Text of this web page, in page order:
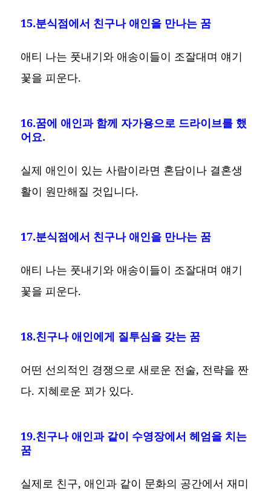
15.분식점에서 친구나 애인을 만나는 꿈
애티 나는 풋내기와 애송이들이 조잘대며 얘기
꽃을 피운다.
16.꿈에 애인과 함께 자가용으로 드라이브를 했
어요.
실제 애인이 있는 사람이라면 혼담이나 결혼생
활이 원만해질 것입니다.
17.분식점에서 친구나 애인을 만나는 꿈
애티 나는 풋내기와 애송이들이 조잘대며 얘기
꽃을 피운다.
18.친구나 애인에게 질투심을 갖는 꿈
어떤 선의적인 경쟁으로 새로운 전술, 전략을 짠
다. 지혜로운 꾀가 있다.
19.친구나 애인과 같이 수영장에서 헤엄을 치는
꿈
실제로 친구, 애인과 같이 문화의 공간에서 재미